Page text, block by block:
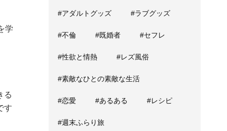
学
る
す
#アダルトグッズ #ラブグッズ
#不倫 #既婚者 #セフレ
#性欲と情熱 #レズ風俗
#素敵なひとの素敵な生活
#恋愛 #あるある #レシピ
#週末ふらり旅